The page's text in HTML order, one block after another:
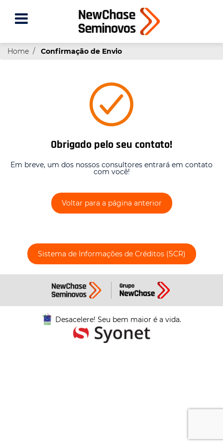
Home Confirmação de Envio
Obrigado pelo seu contato!
Em breve, um dos nossos consultores entrará em contato
com você!
Voltar para a página anterior
Sistema de Informações de Créditos (SCR)
Desacelere! Seu bem maior é a vida.